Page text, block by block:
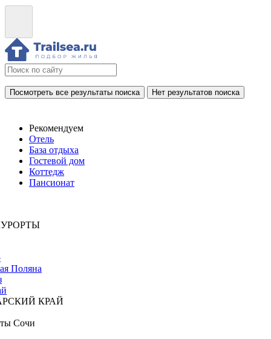
Посмотреть все результаты поиска Нет результатов поиска
Рекомендуем
Отель
База отдыха
Гостевой дом
Коттедж
Пансионат
Поляна
КРАЙ
Сочи